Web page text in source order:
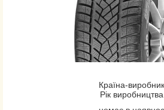
Країна-
Рік